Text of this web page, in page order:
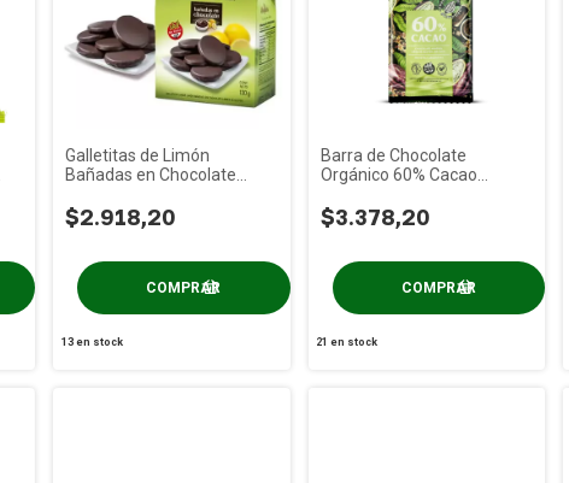
Galletitas de Limón
Bañadas en Chocolate
$2.918,20
13en stock
Barra de Chocolate
Orgánico 60% Cacao
$3.378,20
21 en stock